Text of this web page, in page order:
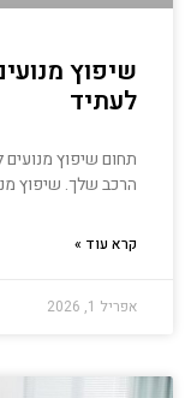
שיפוץ
לעתיד
תחום שיפוץ
הרכב שלך. שיפוץ
קרא עוד »
אפריל 1, 2026